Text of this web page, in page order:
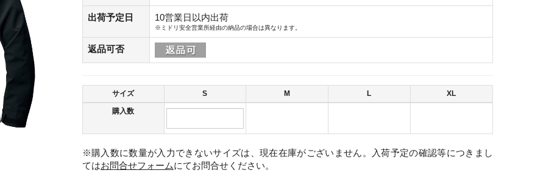
出荷予定日 10営業日以内出荷
※ミドリ安全営業所経由の納品の場合は異なります。
返品可否
サイズ S M L XL
購入数
※購入数に数量が入力できないサイズは、現在在庫がございません。入荷予定の確認等につきまし
てはお問合せフォームにてお問合せください。